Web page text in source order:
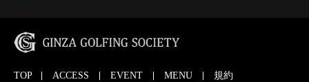
TOP ACCESS EVENT MENU 規約